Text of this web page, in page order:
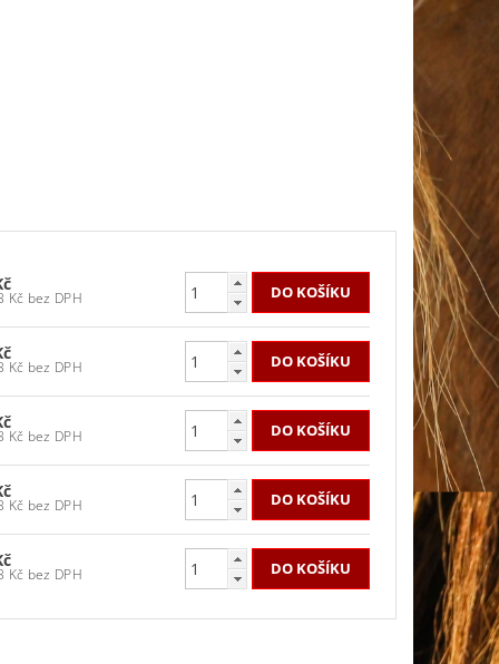
619,83 Kč bez DPH
619,83 Kč bez DPH
619,83 Kč bez DPH
619,83 Kč bez DPH
619,83 Kč bez DPH